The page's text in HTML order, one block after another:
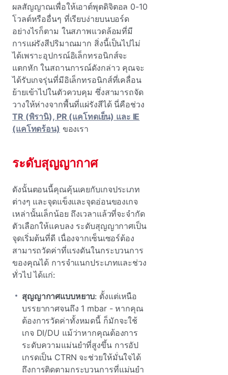
ผลสัญญาณเพื่อให้เอาต์พุตดิจิตอล 0-10
โวลต์หรืออื่นๆ ที่เรียบง่ายบนบอร์ด
อย่างไรก็ตาม ในสภาพแวดล้อมที่มี
การแผ่รังสีปริมาณมาก สิ่งนี้เป็นไปไม่
ได้เพราะอุปกรณ์อิเล็กทรอนิกส์จะ
แตกหัก ในสถานการณ์ดังกล่าว คุณจะ
ได้รับเกจรุ่นที่มีอิเล็กทรอนิกส์ที่เคลื่อน
ย้ายเข้าไปในตัวควบคุม ซึ่งสามารถจัด
วางให้ห่างจากพื้นที่แผ่รังสีได้ นี่คือช่วง
TR (พิรานิ), PR (แคโทดเย็น) และ IE
(แคโทดร้อน) ของเรา
ระดับสุญญากาศ
ดังนั้นตอนนี้คุณคุ้นเคยกับเกจประเภท
ต่างๆ และจุดแข็งและจุดอ่อนของเกจ
เหล่านั้นเล็กน้อย ถึงเวลาแล้วที่จะจํากัด
ตัวเลือกให้แคบลง ระดับสุญญากาศเป็น
จุดเริ่มต้นที่ดี เนื่องจากเซ็นเซอร์ต้อง
สามารถวัดค่าที่แรงดันในกระบวนการ
ของคุณได้ การจําแนกประเภทและช่วง
ทั่วไป ได้แก่:
สุญญากาศแบบหยาบ: ตั้งแต่เหนือ
บรรยากาศจนถึง 1 mbar - หากคุณ
ต้องการวัดค่าทั้งหมดนี้ ก็มักจะใช้
เกจ DI/DU แม้ว่าหากคุณต้องการ
ระดับความแม่นยําที่สูงขึ้น การอัป
เกรดเป็น CTRN จะช่วยให้มั่นใจได้
ถึงการติดตามกระบวนการที่แม่นยํา